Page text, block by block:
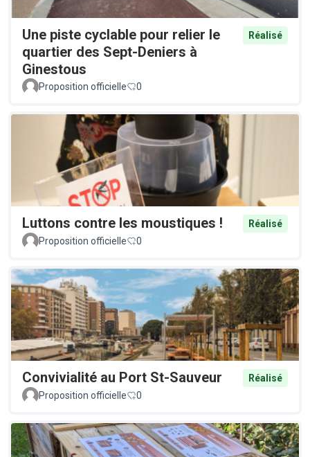
Une piste cyclable pour relier le
quartier des Sept-Deniers à
Ginestous
Réalisé
Proposition officielle 0
Luttons contre les moustiques !
Réalisé
Proposition officielle
0
Convivialité au Port St-Sauveur
Réalisé
Proposition officielle
0